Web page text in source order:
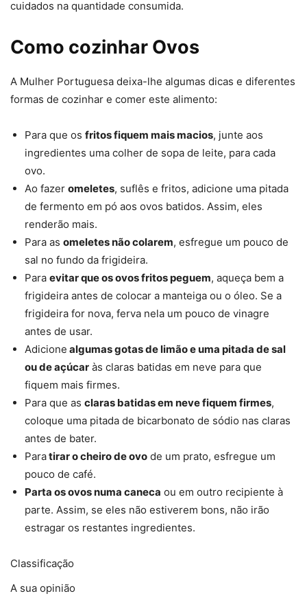
cuidados na quantidade consumida.
Como cozinhar Ovos
A Mulher Portuguesa deixa-lhe algumas dicas e diferentes
formas de cozinhar e comer este alimento:
Para que os fritos fiquem mais macios, junte aos
ingredientes uma colher de sopa de leite, para cada
ovo.
Ao fazer omeletes, suflês e fritos, adicione uma pitada
de fermento em pó aos ovos batidos. Assim, eles
renderão mais.
Para as omeletes não colarem, esfregue um pouco de
sal no fundo da frigideira.
Para evitar que os ovos fritos peguem, aqueça bem a
frigideira antes de colocar a manteiga ou o óleo. Se a
frigideira for nova, ferva nela um pouco de vinagre
antes de usar.
Adicione algumas gotas de limão e uma pitada de sal
ou de açúcar às claras batidas em neve para que
fiquem mais firmes.
Para que as claras batidas em neve fiquem firmes,
coloque uma pitada de bicarbonato de sódio nas claras
antes de bater.
Paratirar o cheiro de ovo de um prato, esfregue um
pouco de café.
Parta os ovos numa caneca ou em outro recipiente à
parte. Assim, se eles não estiverem bons, não irão
estragar os restantes ingredientes.
Classificação
A sua opinião